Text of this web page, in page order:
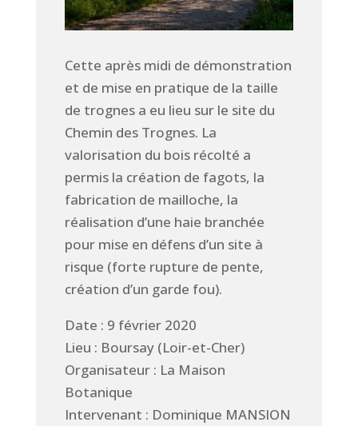
Cette après midi de démonstration
et de mise en pratique de la taille
de trognes a eu lieu sur le site du
Chemin des Trognes. La
valorisation du bois récolté a
permis la création de fagots, la
fabrication de mailloche, la
réalisation d’une haie branchée
pour mise en défens d’un site à
risque (forte rupture de pente,
création d’un garde fou).
Date : 9 février 2020
Lieu : Boursay (Loir-et-Cher)
Organisateur : La Maison
Botanique
Intervenant : Dominique MANSION